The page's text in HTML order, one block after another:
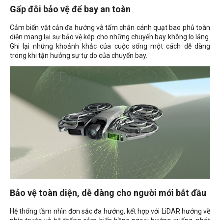
Gấp đôi bảo vệ để bay an toàn
Cảm biến vật cản đa hướng và tấm chắn cánh quạt bao phủ toàn
diện mang lại sự bảo vệ kép cho những chuyến bay không lo lắng.
Ghi lại những khoảnh khắc của cuộc sống một cách dễ dàng
trong khi tận hưởng sự tự do của chuyến bay.
Bảo vệ toàn diện, dễ dàng cho người mới bắt đầu
Hệ thống tầm nhìn đơn sắc đa hướng, kết hợp với LiDAR hướng về